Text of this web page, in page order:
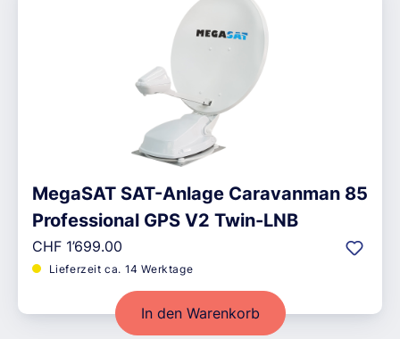
MegaSAT SAT-Anlage Caravanman 85
Professional GPS V2 Twin-LNB
Regulärer Preis:
CHF 1’699.00
Lieferzeit ca. 14 Werktage
In den Warenkorb